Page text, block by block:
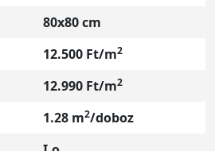
80x80 cm
12.500 Ft/m2
12.990 Ft/m2
1.28 m2/doboz